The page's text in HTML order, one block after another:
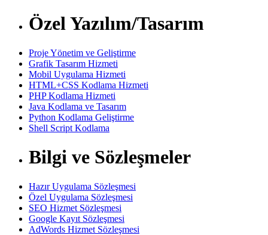
Özel Yazılım/Tasarım
Proje Yönetim ve Geliştirme
Grafik Tasarım Hizmeti
Mobil Uygulama Hizmeti
HTML+CSS Kodlama Hizmeti
PHP Kodlama Hizmeti
Java Kodlama ve Tasarım
Python Kodlama Geliştirme
Shell Script Kodlama
Bilgi ve Sözleşmeler
Hazır Uygulama Sözleşmesi
Özel Uygulama Sözleşmesi
SEO Hizmet Sözleşmesi
Google Kayıt Sözleşmesi
AdWords Hizmet Sözleşmesi